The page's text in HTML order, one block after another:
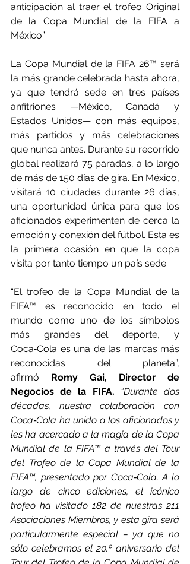
anticipación al traer el trofeo Original
de la Copa Mundial de la FIFA a
México”.
La Copa Mundial de la FIFA 26™ será
la más grande celebrada hasta ahora,
ya que tendrá sede en tres países
anfitriones —México, Canadá y
Estados Unidos— con más equipos,
más partidos y más celebraciones
que nunca antes. Durante su recorrido
global realizará 75 paradas, a lo largo
de más de 150 días de gira. En México,
visitará 10 ciudades durante 26 días,
una oportunidad única para que los
aficionados experimenten de cerca la
emoción y conexión del fútbol. Esta es
la primera ocasión en que la copa
visita por tanto tiempo un país sede.
“El trofeo de la Copa Mundial de la
FIFA™ es reconocido en todo el
mundo como uno de los símbolos
más grandes del deporte, y
Coca‑Cola es una de las marcas más
reconocidas del planeta”,
afirmó Romy Gai, Director de
Negocios de la FIFA.
“Durante dos
décadas, nuestra colaboración con
Coca‑Cola ha unido a los aficionados y
les ha acercado a la magia de la Copa
Mundial de la FIFA™ a través del Tour
del Trofeo de la Copa Mundial de la
FIFA™, presentado por Coca‑Cola. A lo
largo de cinco ediciones, el icónico
trofeo ha visitado 182 de nuestras 211
Asociaciones Miembros, y esta gira será
particularmente especial – ya que no
sólo celebramos el 20.º aniversario del